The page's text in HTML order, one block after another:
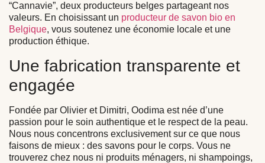
“Cannavie”, deux producteurs belges partageant nos
valeurs. En choisissant un producteur de savon bio en
Belgique, vous soutenez une économie locale et une
production éthique.
Une fabrication transparente et
engagée
Fondée par Olivier et Dimitri, Oodima est née d’une
passion pour le soin authentique et le respect de la peau.
Nous nous concentrons exclusivement sur ce que nous
faisons de mieux : des savons pour le corps. Vous ne
trouverez chez nous ni produits ménagers, ni shampoings,